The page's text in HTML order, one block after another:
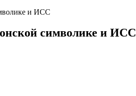
и ИСС
символике и ИСС